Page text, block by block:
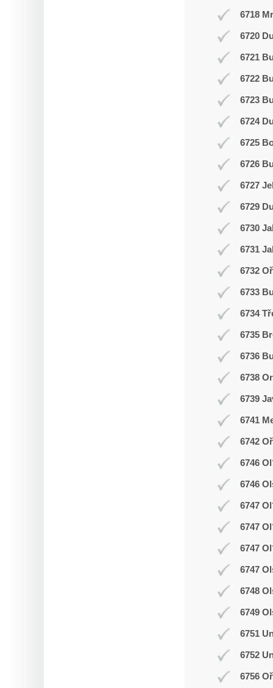
6718
6720
6721
6722
6723
6724
6725
6726
6727
6729
6730
6731
6732
6733
6734
6735
6736
6738
6739
6741
6742
6746
6746
6747
6747
6747
6747
6748
6749
6751
6752
6756